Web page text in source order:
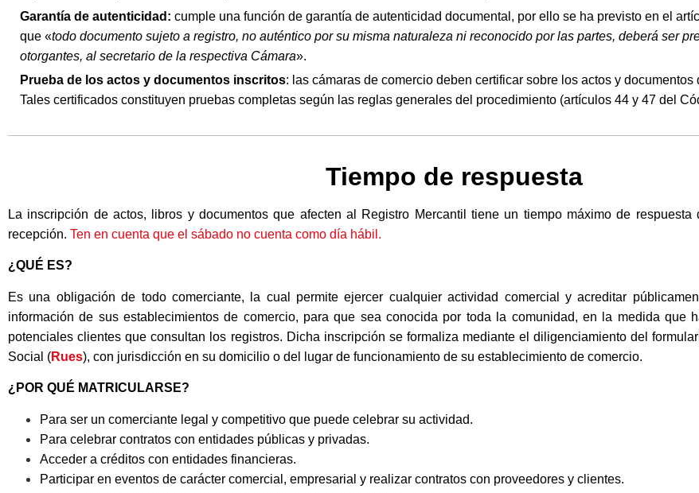
Garantía de autenticidad: cumple una función de garantía de autenticidad documental, por ello se ha previsto en el
que «todo documento sujeto a registro, no auténtico por su misma naturaleza ni reconocido por las partes, deberá ser
otorgantes, al secretario de la respectiva Cámara».
Prueba de los actos y documentos inscritos: las cámaras de comercio deben certificar sobre los actos y
Tales certificados constituyen pruebas completas según las reglas generales del procedimiento (artículos 44 y 47 del
Tiempo de respuesta
La inscripción de actos, libros y documentos que afecten al Registro Mercantil tiene un tiempo máximo de
recepción. Ten en cuenta que el sábado no cuenta como día hábil.
¿QUÉ ES?
Es una obligación de todo comerciante, la cual permite ejercer cualquier actividad comercial y acreditar
información de sus establecimientos de comercio, para que sea conocida por toda la comunidad, en la medida que
potenciales clientes que consultan los registros. Dicha inscripción se formaliza mediante el diligenciamiento del
Social (Rues), con jurisdicción en su domicilio o del lugar de funcionamiento de su establecimiento de comercio.
¿POR QUÉ MATRICULARSE?
Para ser un comerciante legal y competitivo que puede celebrar su actividad.
Para celebrar contratos con entidades públicas y privadas.
Acceder a créditos con entidades financieras.
Participar en eventos de carácter comercial, empresarial y realizar contratos con proveedores y clientes.